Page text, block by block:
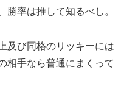
勝率は推して知るべし。
及び同格のリッキーには
相手なら普通にまくって